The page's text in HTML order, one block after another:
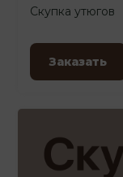
Скупка утюгов
Заказать